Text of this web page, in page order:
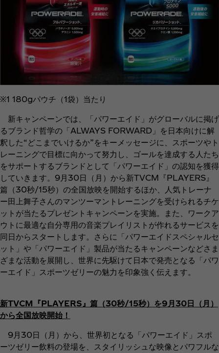
※1 180gパウチ（1袋）当たり
新キャンペーンでは、「パワーエイド」がグローバルに掲げ
るブランド哲学の「ALWAYS FORWARD」を日本向けに解
釈した“どこまでいけるか”をキーメッセージに、スポーツやト
レーニングで目標に向かって努力し、ゴールを達成する人たち
をサポートするブランドとして「パワーエイド」の認知を獲得
していきます。9月30日（月）から新TVCM『PLAYERS』
篇（30秒/15秒）の全国放映を開始するほか、人気トレーナ
ー田上舞子さんのマンツーマントレーニングを受けられるチケ
ットが当たるプレゼントキャンペーンを実施。また、ワークア
ウトに最適な自分専用の音楽プレイリストが作れるサービスを
同日からスタートします。さらに「パワーエイドスペシャルセ
ット」や「パワーエイド」製品が当たるキャンペーンなどさま
ざまな活動を展開し、世界に先駆けて日本で発売となる「パワ
ーエイド」スポーツゼリーの魅力を印象強く伝えます。
新TVCM『PLAYERS』篇（30秒/15秒）を9月30日（月）
から全国放映開始！
9月30日（月）から、世界初となる「パワーエイド」スポ
ーツゼリー飲料の登場を、スタイリッシュな映像とパワフルな